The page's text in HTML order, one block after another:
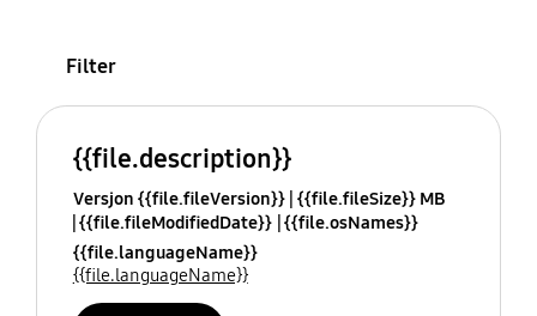
Filter
{{file.description}}
Versjon {{file.fileVersion}} {{file.fileSize}} MB
{{file.fileModifiedDate}} {{file.osNames}}
{{file.languageName}}
{{file.languageName}}